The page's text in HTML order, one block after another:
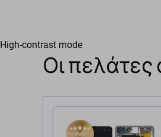
High-contrast mode
Οι